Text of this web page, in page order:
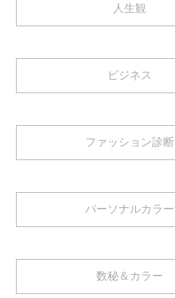
人生観
ビジネス
ファッション診断
パーソナルカラー
数秘＆カラー